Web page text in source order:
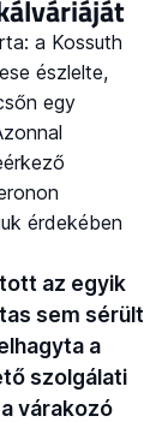
a Kossuth
észlelte,
egy
érdekében
az egyik
sem sérült
a
szolgálati
várakozó